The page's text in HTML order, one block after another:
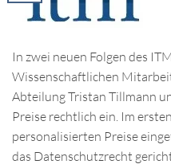
In zwei neuen Folgen des
Wissenschaftlichen
Abteilung Tristan Tillmann
Preise rechtlich ein. Im
personalisierten Preise
das Datenschutzrecht